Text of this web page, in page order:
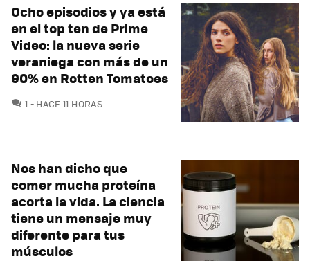
Ocho episodios y ya está
en el top ten de Prime
Video: la nueva serie
veraniega con más de un
90% en Rotten Tomatoes
1 COMENTARIOS
HACE 11 HORAS
Nos han dicho que
comer mucha proteína
acorta la vida. La ciencia
tiene un mensaje muy
diferente para tus
músculos